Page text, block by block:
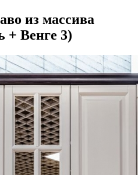
из массива
+ Венге 3)